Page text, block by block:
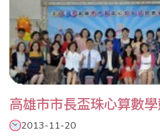
高雄市市長盃珠心算數
2013-11-20